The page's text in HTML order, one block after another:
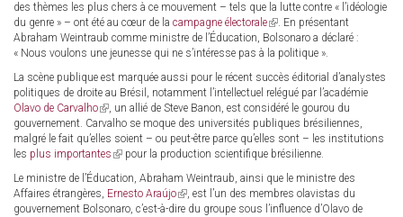
des thèmes les plus chers à ce mouvement – tels que la lutte contre « l’idéologie
du genre » – ont été au cœur de la campagne électorale(link
is
external)
. En présentant
Abraham Weintraub comme ministre de l’Éducation, Bolsonaro a déclaré :
« Nous voulons une jeunesse qui ne s’intéresse pas à la politique ».
La scène publique est marquée aussi pour le récent succès éditorial d’analystes
politiques de droite au Brésil, notamment l’intellectuel relégué par l’académie
Olavo de Carvalho(link
is
external)
, un allié de Steve Banon, est considéré le gourou du
gouvernement. Carvalho se moque des universités publiques brésiliennes,
malgré le fait qu’elles soient – ou peut-être parce qu’elles sont – les institutions
les plus importantes (link
external)
pour la production scientifique brésilienne.
Le ministre de l’Éducation, Abraham Weintraub, ainsi que le ministre des
Affaires étrangères, Ernesto Araújo(link
is
, est l’un des membres olavistas du
gouvernement Bolsonaro, c’est-à-dire du groupe sous l’influence d’Olavo de